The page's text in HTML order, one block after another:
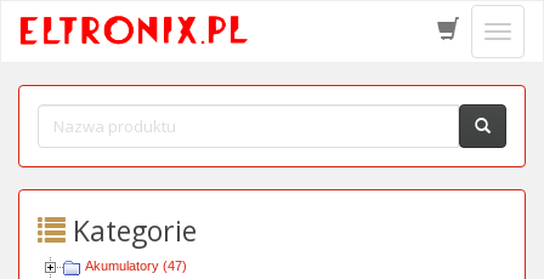
menu
Kategorie
Akumulatory (47)